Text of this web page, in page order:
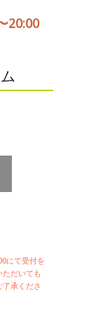
20:00
にて受付を
だいても
承くださ